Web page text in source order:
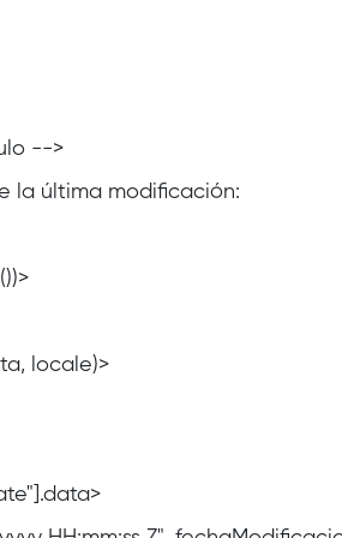
-->
la última modificación:
locale)>